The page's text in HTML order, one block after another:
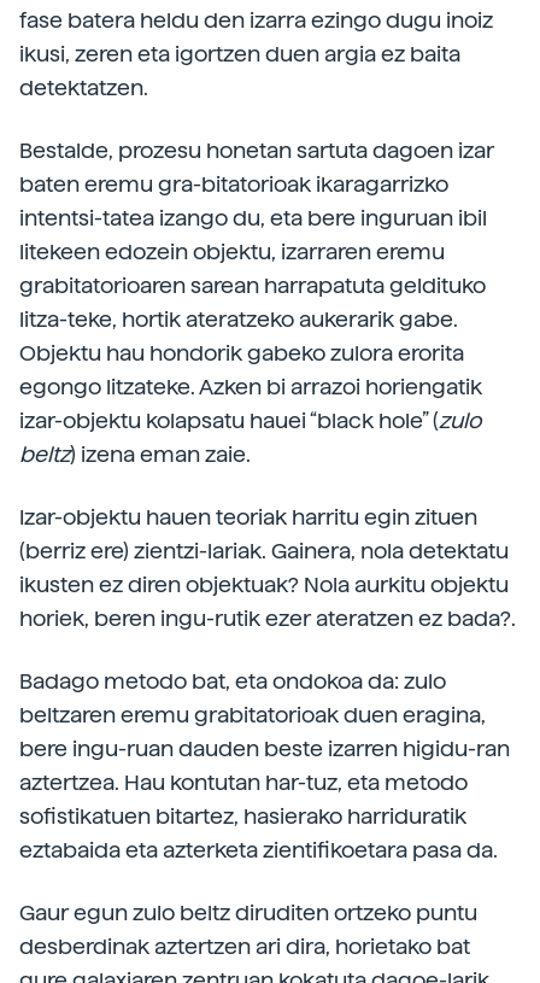
fase batera heldu den izarra ezingo dugu inoiz
ikusi, zeren eta igortzen duen argia ez baita
detektatzen.
Bestalde, prozesu honetan sartuta dagoen izar
baten eremu gra-bitatorioak ikaragarrizko
intentsi-tatea izango du, eta bere inguruan ibil
litekeen edozein objektu, izarraren eremu
grabitatorioaren sarean harrapatuta geldituko
litza-teke, hortik ateratzeko aukerarik gabe.
Objektu hau hondorik gabeko zulora erorita
egongo litzateke. Azken bi arrazoi horiengatik
izar-objektu kolapsatu hauei “black hole” (zulo
beltz) izena eman zaie.
Izar-objektu hauen teoriak harritu egin zituen
(berriz ere) zientzi-lariak. Gainera, nola detektatu
ikusten ez diren objektuak? Nola aurkitu objektu
horiek, beren ingu-rutik ezer ateratzen ez bada?.
Badago metodo bat, eta ondokoa da: zulo
beltzaren eremu grabitatorioak duen eragina,
bere ingu-ruan dauden beste izarren higidu-ran
aztertzea. Hau kontutan har-tuz, eta metodo
sofistikatuen bitartez, hasierako harriduratik
eztabaida eta azterketa zientifikoetara pasa da.
Gaur egun zulo beltz diruditen ortzeko puntu
desberdinak aztertzen ari dira, horietako bat